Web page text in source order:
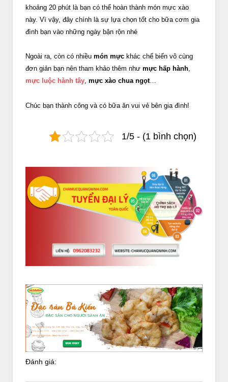
khoảng 20 phút là bạn có thể hoàn thành món mực xào
này. Vì vậy, đây chính là sự lựa chọn tốt cho bữa cơm gia
đình bạn vào những ngày bận rộn nhé
Ngoài ra, còn có nhiều món mực khác chế biến vô cùng
đơn giản bạn nên tham khảo thêm như mực hấp hành,
mực luộc hành tây, mực xào chua ngọt…
Chúc bạn thành công và có bữa ăn vui vẻ bên gia đình!
1/5 - (1 bình chọn)
Đánh giá: